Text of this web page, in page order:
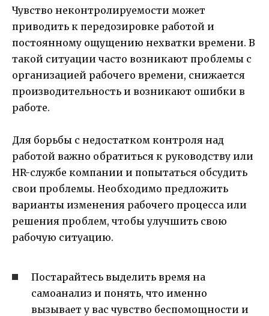
Чувство неконтролируемости может
приводить к передозировке работой и
постоянному ощущению нехватки времени. В
такой ситуации часто возникают проблемы с
организацией рабочего времени, снижается
производительность и возникают ошибки в
работе.
Для борьбы с недостатком контроля над
работой важно обратиться к руководству или
HR-службе компании и попытаться обсудить
свои проблемы. Необходимо предложить
варианты изменения рабочего процесса или
решения проблем, чтобы улучшить свою
рабочую ситуацию.
Постарайтесь выделить время на
самоанализ и понять, что именно
вызывает у вас чувство беспомощности и